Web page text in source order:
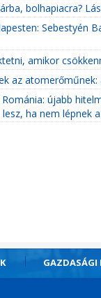
bolhapiacra?
Sebestyén
amikor
az
újabb
ha nem lépnek
GAZDASÁGI